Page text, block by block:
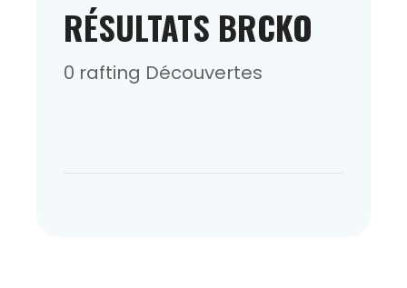
RÉSULTATS BRCKO
0 rafting Découvertes